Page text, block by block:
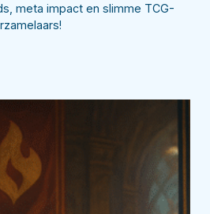
meta impact en slimme TCG-